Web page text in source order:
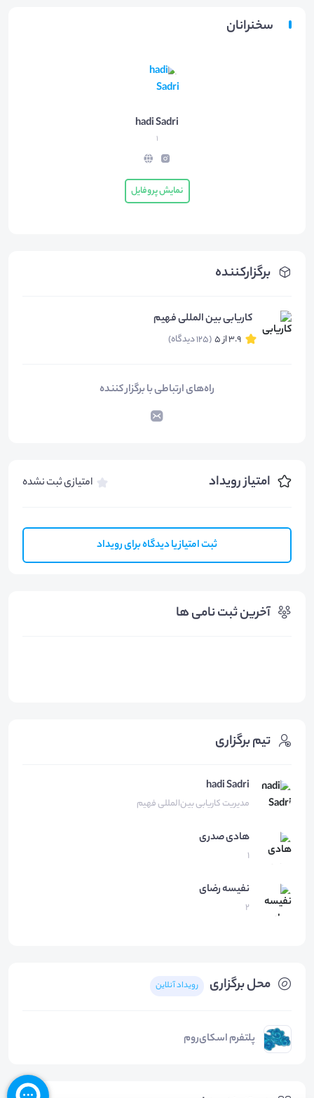
برگزارکننده
کاریابی بین المللی فهیم
3.9 از 5 (125 دیدگاه)
راه‌های ارتباطی با برگزار کننده
امتیاز رویداد امتیازی ثبت نشده
ثبت امتیاز یا دیدگاه برای رویداد
آخرین ثبت نامی ها
محل برگزاری رویداد آنلاین
پلتفرم اسکای‌روم
تیم برگزاری
hadi Sadri
مدیریت کاریابی بین‌المللی فهیم
هادیصدری
1
نفیسهرضای
2
سخنرانان
hadi Sadri
1
نمایش پروفایل